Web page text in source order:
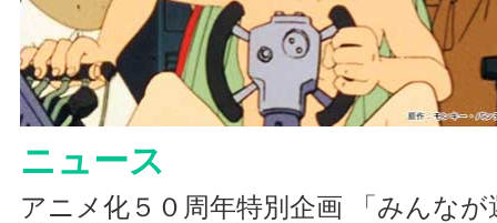
ニュース
アニメ化５０周年特別企画 「みんな